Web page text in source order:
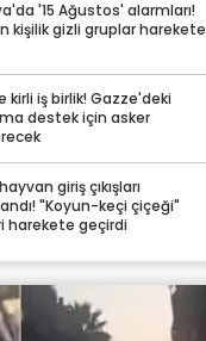
'15 Ağustos' alarmları!
kişilik gizli gruplar harekete
kirli iş birlik! Gazze'deki
destek için asker
giriş çıkışları
"Koyun-keçi çiçeği"
harekete geçirdi